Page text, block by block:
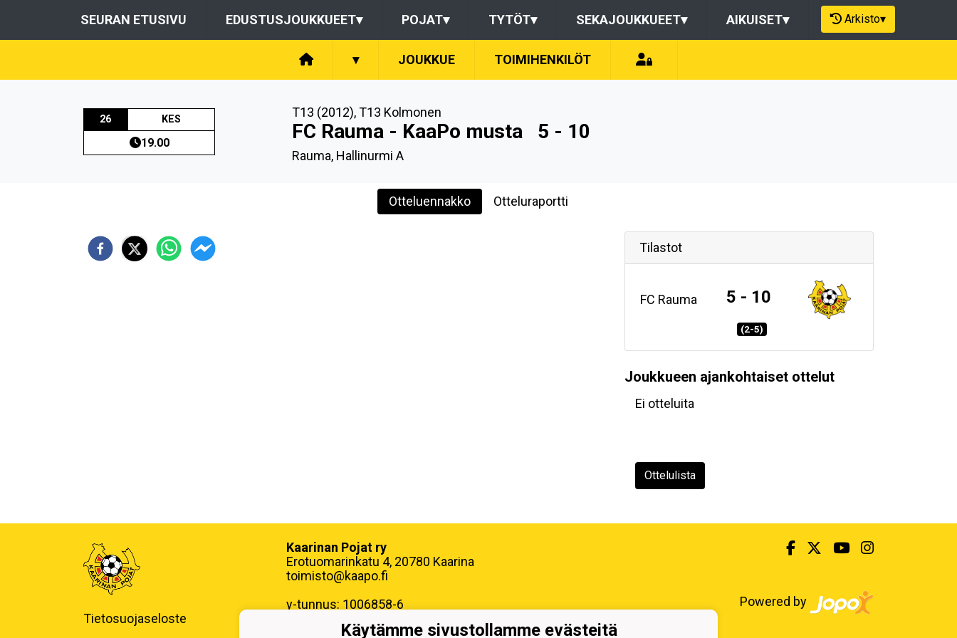
SEURAN ETUSIVU EDUSTUSJOUKKUEET▾ POJAT▾ TYTÖT▾ SEKAJOUKKUEET▾ AIKUISET▾ Arkisto▾
▾ JOUKKUE TOIMIHENKILÖT
26 KES
19.00
T13 (2012),T13 Kolmonen
FC Rauma - KaaPo musta 5 - 10
Rauma, Hallinurmi A
Otteluennakko Otteluraportti
Tilastot
FC Rauma 5 - 10
(2-5)
Joukkueen ajankohtaiset ottelut
Ei otteluita
Ottelulista
Tietosuojaseloste
Kaarinan Pojat ry
Erotuomarinkatu 4, 20780 Kaarina
toimisto@kaapo.fi
y-tunnus: 1006858-6
Powered by
Käytämme sivustollamme evästeitä